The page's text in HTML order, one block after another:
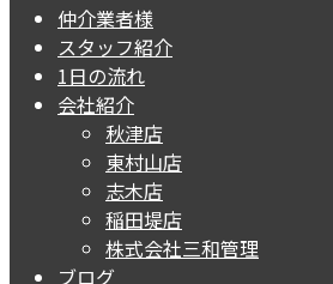
仲介業者様
スタッフ紹介
1日の流れ
会社紹介
秋津店
東村山店
志木店
稲田堤店
株式会社三和管理
ブログ